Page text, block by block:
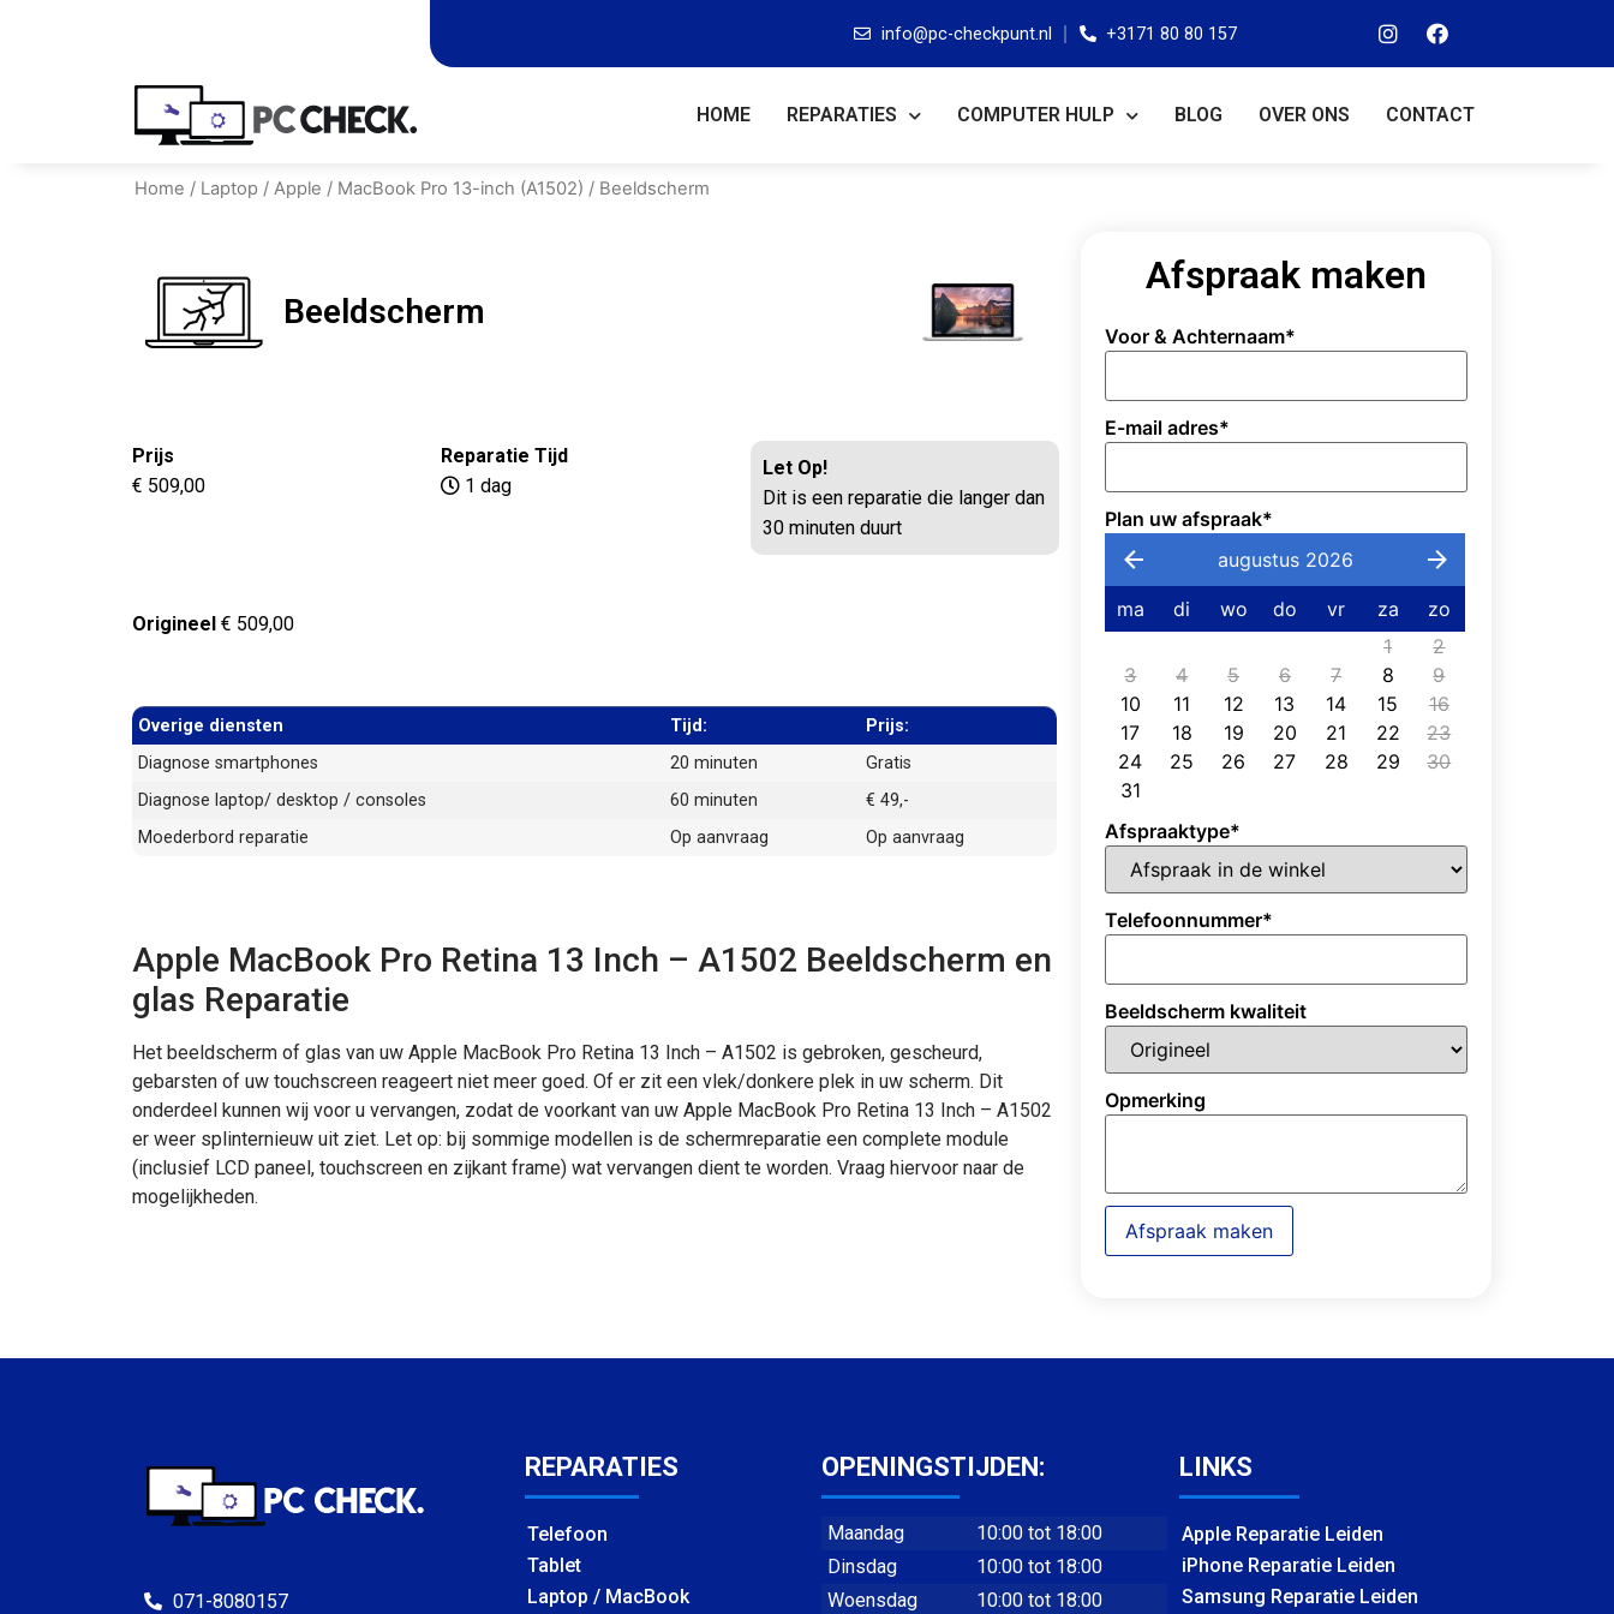
info@pc-checkpunt.nl +3171 80 80 157
HOME REPARATIES COMPUTER HULP BLOG OVER ONS CONTACT
Home / Laptop / Apple / MacBook Pro 13-inch (A1502) / Beeldscherm
Beeldscherm
Prijs
€ 509,00
Reparatie Tijd
1 dag
Let Op!
Dit is een reparatie die langer dan
30 minuten duurt
Origineel € 509,00
Overige diensten Tijd:
Prijs:
Diagnose smartphones
20 minuten
Gratis
Diagnose laptop/ desktop / consoles
60 minuten
€ 49,-
Moederbord reparatie
Op aanvraag Op aanvraag
Apple MacBook Pro Retina 13 Inch – A1502 Beeldscherm en
glas Reparatie
Het beeldscherm of glas van uw Apple MacBook Pro Retina 13 Inch – A1502 is gebroken, gescheurd,
gebarsten of uw touchscreen reageert niet meer goed. Of er zit een vlek/donkere plek in uw scherm. Dit
onderdeel kunnen wij voor u vervangen, zodat de voorkant van uw Apple MacBook Pro Retina 13 Inch – A1502
er weer splinternieuw uit ziet. Let op: bij sommige modellen is de schermreparatie een complete module
(inclusief LCD paneel, touchscreen en zijkant frame) wat vervangen dient te worden. Vraag hiervoor naar de
mogelijkheden.
Afspraak maken
Voor & Achternaam*
E-mail adres*
Plan uw afspraak*
augustus 2026
ma di wo do vr za
zo
1
2
3
4 5 6 7 8
9
10
11 12 13 14 15
16
17
18 19 20 21 22
23
24
25 26 27 28 29
30
31
Afspraaktype*
Telefoonnummer*
Beeldscherm kwaliteit
Opmerking
Afspraak maken
071-8080157
REPARATIES
Telefoon
Tablet
Laptop / MacBook
OPENINGSTIJDEN:
Maandag
10:00 tot 18:00
Dinsdag
10:00 tot 18:00
Woensdag
10:00 tot 18:00
LINKS
Apple Reparatie Leiden
iPhone Reparatie Leiden
Samsung Reparatie Leiden